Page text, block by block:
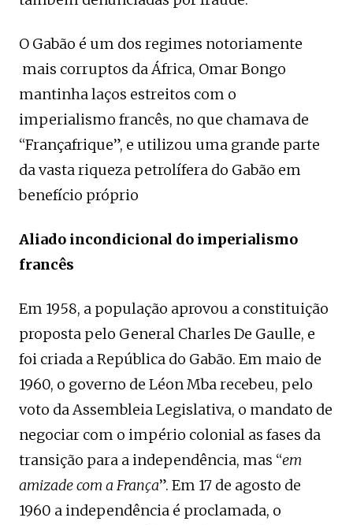
O Gabão é um dos regimes notoriamente
mais corruptos da África, Omar Bongo
mantinha laços estreitos com o
imperialismo francês, no que chamava de
“Françafrique”, e utilizou uma grande parte
da vasta riqueza petrolífera do Gabão em
benefício próprio
Aliado incondicional do imperialismo
francês
Em 1958, a população aprovou a constituição
proposta pelo General Charles De Gaulle, e
foi criada a República do Gabão. Em maio de
1960, o governo de Léon Mba recebeu, pelo
voto da Assembleia Legislativa, o mandato de
negociar com o império colonial as fases da
transição para a independência, mas “em
amizade com a França”. Em 17 de agosto de
1960 a independência é proclamada, o